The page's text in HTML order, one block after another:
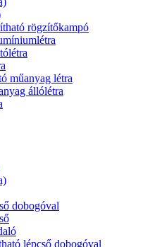
rögzítőkampó
műanyag létra
állólétra
dobogóval
lépcső dobogóval